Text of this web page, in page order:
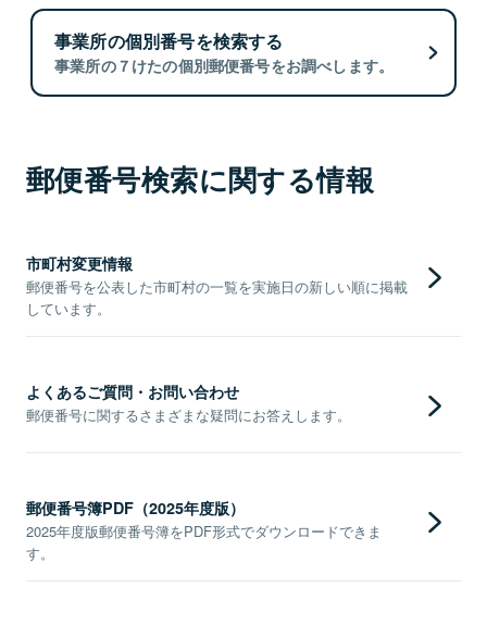
事業所の個別番号を検索する
事業所の７けたの個別郵便番号をお調べします。
郵便番号検索に関する情報
市町村変更情報
郵便番号を公表した市町村の一覧を実施日の新しい順に掲載
しています。
よくあるご質問・お問い合わせ
郵便番号に関するさまざまな疑問にお答えします。
郵便番号簿PDF（2025年度版）
2025年度版郵便番号簿をPDF形式でダウンロードできま
す。